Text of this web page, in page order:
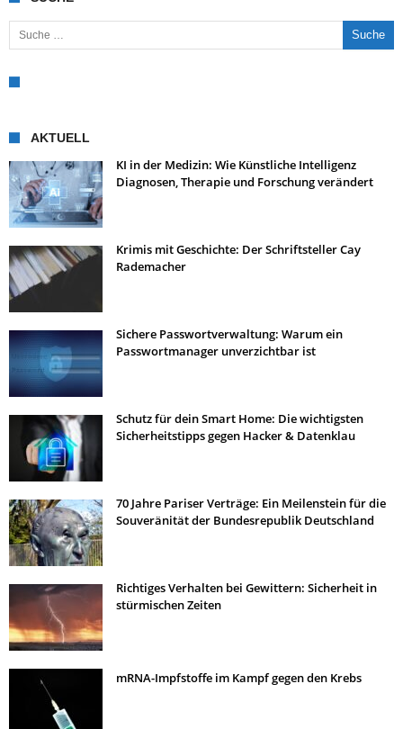
Suche nach:
AKTUELL
KI in der Medizin: Wie Künstliche Intelligenz
Diagnosen, Therapie und Forschung verändert
Krimis mit Geschichte: Der Schriftsteller Cay
Rademacher
Sichere Passwortverwaltung: Warum ein
Passwortmanager unverzichtbar ist
Schutz für dein Smart Home: Die wichtigsten
Sicherheitstipps gegen Hacker & Datenklau
70 Jahre Pariser Verträge: Ein Meilenstein für die
Souveränität der Bundesrepublik Deutschland
Richtiges Verhalten bei Gewittern: Sicherheit in
stürmischen Zeiten
mRNA-Impfstoffe im Kampf gegen den Krebs